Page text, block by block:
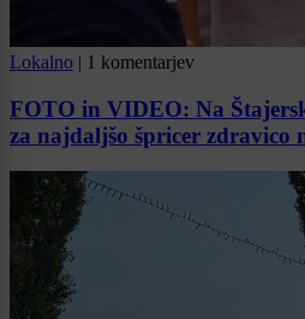
Lokalno | 1 komentarjev
FOTO in VIDEO: Na
za najdaljšo špricer zdravico